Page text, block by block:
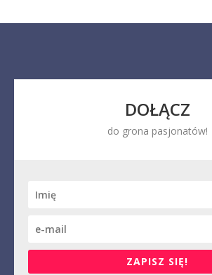
DOŁĄCZ
do grona pasjonatów!
ZAPISZ SIĘ!